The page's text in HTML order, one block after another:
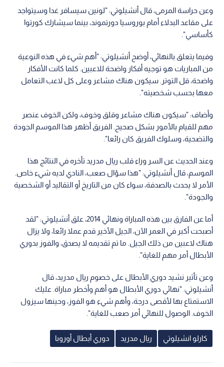
وعن حراسة المرمى، قال أنشيلوتي: "لونين سيسافر غدا وسيتواجد
على مقاعد البدلاء أمام بوروسيا دورتموند، بينما سيشارك كورتوا
كأساسي".
وفيما يتعلق بالنهائي، أوضح أنشيلوتي: "أهم شيء في هذه النوعية
من المباريات هو توجيه أفكار واضحة للاعبين. كلما كانت الأفكار
واضحة، قل التوتر. سيكون هناك مشاعر وعلى كل لاعب التعامل
معها بحسب شخصيته".
وأضاف: "سيكون هناك مشاعر وقلق وخوف، ولكن الخوف عنصر
مهم للقيام بالأمور بشكل صحيح. الفريق أظهر هذا الموسم الجودة
والتضحية، وسلوك الفريق كان رائعا".
وعند الحديث عن السر وراء قلب ريال مدريد تأخره في النتائج هذا
الموسم، قال أنشيلوتي: "هذا سؤال صعب، النادي لديه شيء خاص.
الأمر لا يحدث بالصدفة، سواء كان من التاريخ أو التقاليد أو الشخصية
والجودة".
أما عن الفارق بين هذه المباراة ونهائي 2014، علق أنشيلوتي: "لقد
أصبحت أكبر في العمر الآن، الجيل الأخير قدم عملا رائعا، ولا يزال
هناك لاعبين من ذلك الجيل. ما تم تقديمه لا يصدق، والفوز بدوري
الأبطال أمر مهم للغاية".
وعن تأثير نشيد دوري الأبطال على خصوم ريال مدريد، قال
أنشيلوتي: "نهائي دوري الأبطال هو أهم وأخطر مباراة. عليك
الاستمتاع بها لأقصى درجة، وأهم شيء هو الفوز، وحينها سيزول
الخوف. الوصول للنهائي أمر صعب للغاية".
كارلو انشيلوتي ريال مدريد دوري أبطال أوروبا